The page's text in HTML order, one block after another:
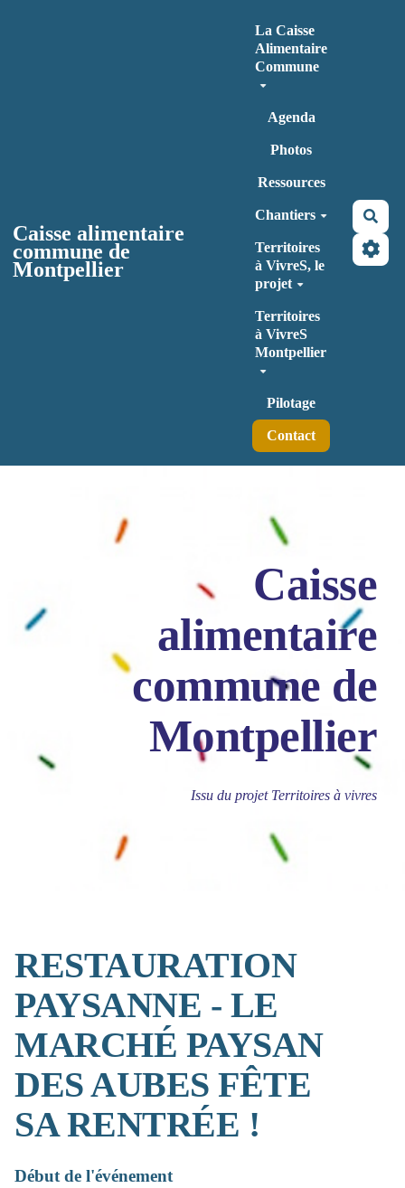
Caisse alimentaire
commune de
Montpellier
La Caisse
Alimentaire
Commune
Agenda
Photos
Ressources
Chantiers
Territoires
à VivreS, le
projet
Territoires
à VivreS
Montpellier
Pilotage
Contact
Caisse
alimentaire
commune de
Montpellier
Issu du projet Territoires à vivres
RESTAURATION
PAYSANNE - LE
MARCHÉ PAYSAN
DES AUBES FÊTE
SA RENTRÉE !
Début de l'événement